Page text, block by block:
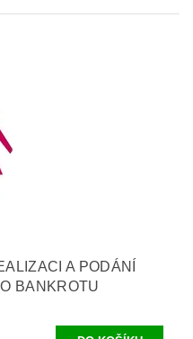
A PODÁNÍ
BANKROTU